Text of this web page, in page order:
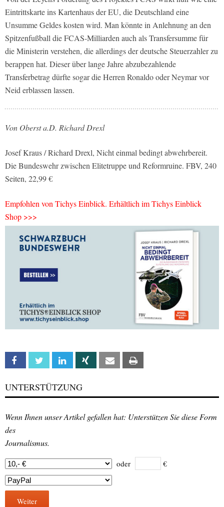
Eintrittskarte ins Kartenhaus der EU, die Deutschland eine
Unsumme Geldes kosten wird. Man könnte in Anlehnung an den
Spitzenfußball die FCAS-Milliarden auch als Transfersumme für
die Ministerin verstehen, die allerdings der deutsche Steuerzahler zu
berappen hat. Dieser über lange Jahre abzubezahlende
Transferbetrag dürfte sogar die Herren Ronaldo oder Neymar vor
Neid erblassen lassen.
Von Oberst a.D. Richard Drexl
Josef Kraus / Richard Drexl, Nicht einmal bedingt abwehrbereit.
Die Bundeswehr zwischen Elitetruppe und Reformruine. FBV, 240
Seiten, 22,99 €
Empfohlen von Tichys Einblick. Erhältlich im Tichys Einblick
Shop >>>
Facebook Twitter Linkedin Xing Email
UNTERSTÜTZUNG
Wenn Ihnen unser Artikel gefallen hat: Unterstützen Sie diese Form
des
Journalismus.
oder €
Weiter